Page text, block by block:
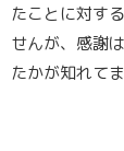
たことに対す
せんが、感謝
たかが知れてま